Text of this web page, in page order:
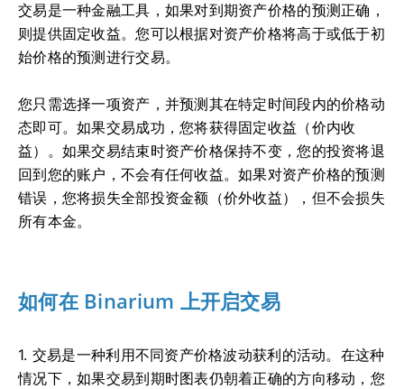
交易是一种金融工具，如果对到期资产价格的预测正确，
则提供固定收益。您可以根据对资产价格将高于或低于初
始价格的预测进行交易。
您只需选择一项资产，并预测其在特定时间段内的价格动
态即可。如果交易成功，您将获得固定收益（价内收
益）。如果交易结束时资产价格保持不变，您的投资将退
回到您的账户，不会有任何收益。如果对资产价格的预测
错误，您将损失全部投资金额（价外收益），但不会损失
所有本金。
如何在 Binarium 上开启交易
1. 交易是一种利用不同资产价格波动获利的活动。在这种
情况下，如果交易到期时图表仍朝着正确的方向移动，您